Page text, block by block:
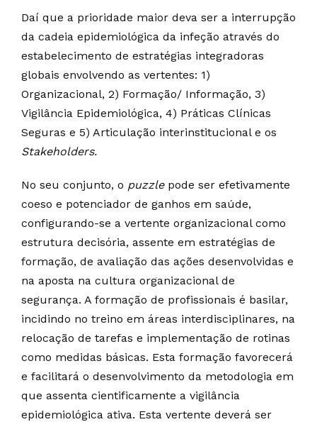
Daí que a prioridade maior deva ser a interrupção
da cadeia epidemiológica da infeção através do
estabelecimento de estratégias integradoras
globais envolvendo as vertentes: 1)
Organizacional, 2) Formação/ Informação, 3)
Vigilância Epidemiológica, 4) Práticas Clínicas
Seguras e 5) Articulação interinstitucional e os
Stakeholders.
No seu conjunto, o puzzlepode ser efetivamente
coeso e potenciador de ganhos em saúde,
configurando-se a vertente organizacional como
estrutura decisória, assente em estratégias de
formação, de avaliação das ações desenvolvidas e
na aposta na cultura organizacional de
segurança. A formação de profissionais é basilar,
incidindo no treino em áreas interdisciplinares, na
relocação de tarefas e implementação de rotinas
como medidas básicas. Esta formação favorecerá
e facilitará o desenvolvimento da metodologia em
que assenta cientificamente a vigilância
epidemiológica ativa. Esta vertente deverá ser